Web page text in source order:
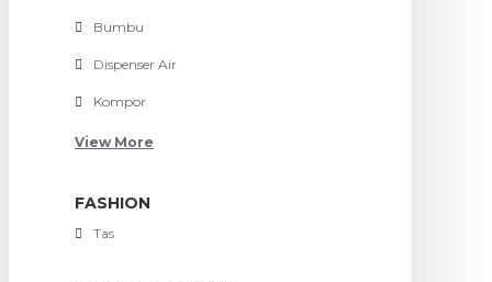
Bumbu
Dispenser Air
Kompor
View More
FASHION
Tas